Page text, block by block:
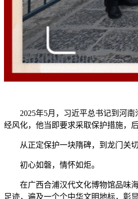
2025年5月，习近平总书记到河南
经风化，他当即要求采取保护措施，
从正定保护一块隋碑，到龙门关切
初心如磐，情怀如炬。
在广西合浦汉代文化博物馆品味海
足迹，遍及一个个中华文明地标，彰